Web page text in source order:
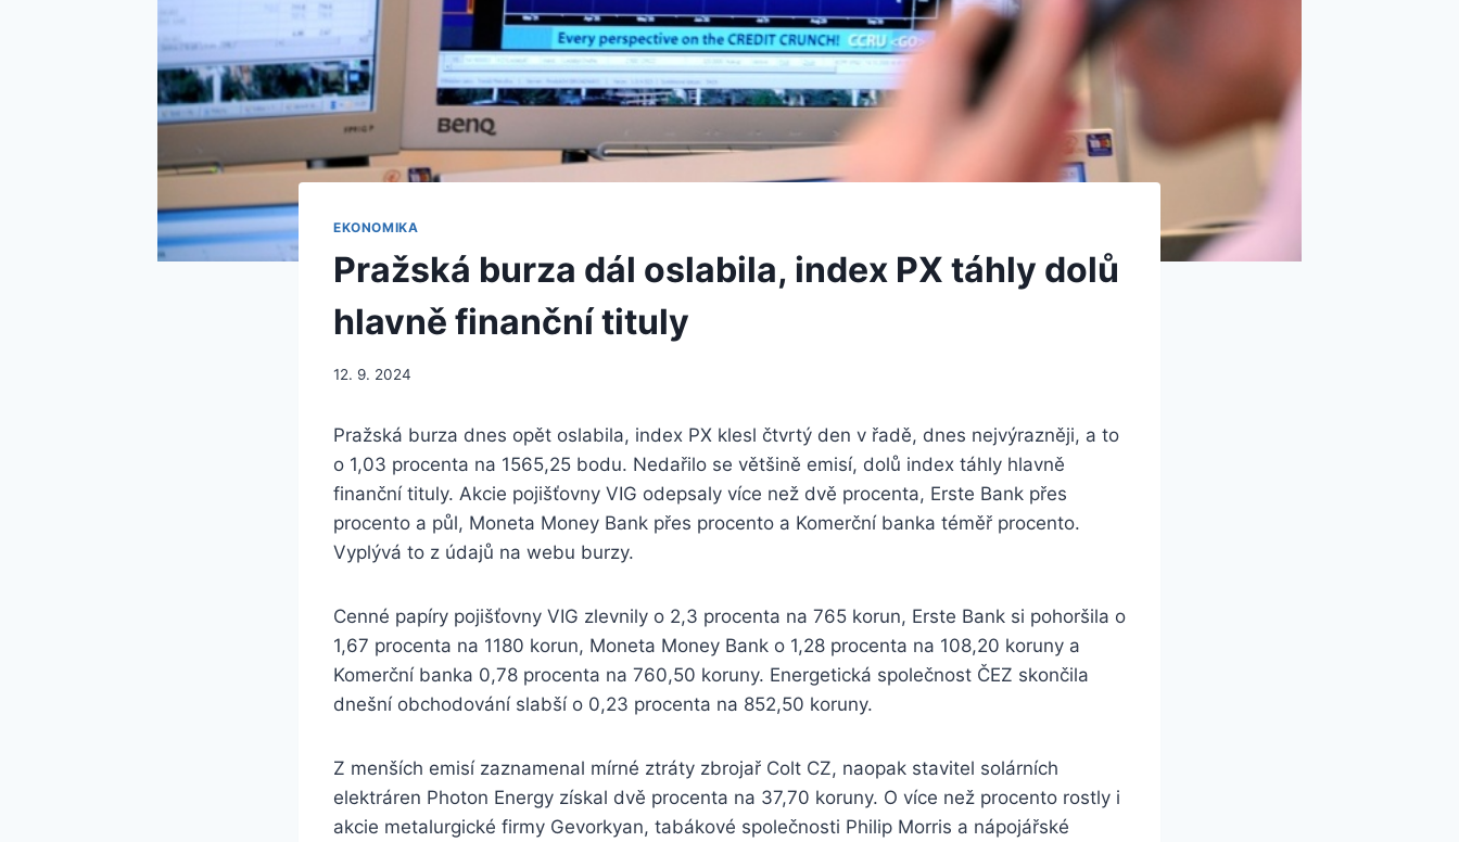
EKONOMIKA
Pražská burza dál oslabila, index PX táhly dolů
hlavně finanční tituly
12. 9. 2024
Pražská burza dnes opět oslabila, index PX klesl čtvrtý den v řadě, dnes nejvýrazněji, a to
o 1,03 procenta na 1565,25 bodu. Nedařilo se většině emisí, dolů index táhly hlavně
finanční tituly. Akcie pojišťovny VIG odepsaly více než dvě procenta, Erste Bank přes
procento a půl, Moneta Money Bank přes procento a Komerční banka téměř procento.
Vyplývá to z údajů na webu burzy.
Cenné papíry pojišťovny VIG zlevnily o 2,3 procenta na 765 korun, Erste Bank si pohoršila o
1,67 procenta na 1180 korun, Moneta Money Bank o 1,28 procenta na 108,20 koruny a
Komerční banka 0,78 procenta na 760,50 koruny. Energetická společnost ČEZ skončila
dnešní obchodování slabší o 0,23 procenta na 852,50 koruny.
Z menších emisí zaznamenal mírné ztráty zbrojař Colt CZ, naopak stavitel solárních
elektráren Photon Energy získal dvě procenta na 37,70 koruny. O více než procento rostly i
akcie metalurgické firmy Gevorkyan, tabákové společnosti Philip Morris a nápojářské